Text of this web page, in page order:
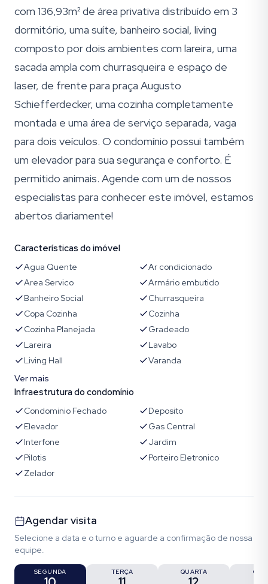
com 136,93m² de área privativa distribuído em 3
dormitório, uma suíte, banheiro social, living
composto por dois ambientes com lareira, uma
sacada ampla com churrasqueira e espaço de
laser, de frente para praça Augusto
Schiefferdecker, uma cozinha completamente
montada e uma área de serviço separada, vaga
para dois veículos. O condomínio possui também
um elevador para sua segurança e conforto. É
permitido animais. Agende com um de nossos
especialistas para conhecer este imóvel, estamos
abertos diariamente!
Características do imóvel
Agua Quente
Ar condicionado
Area Servico
Armário embutido
Banheiro Social
Churrasqueira
Copa Cozinha
Cozinha
Cozinha Planejada
Gradeado
Lareira
Lavabo
Living Hall
Varanda
Ver mais
Infraestrutura do condomínio
Condominio Fechado
Deposito
Elevador
Gas Central
Interfone
Jardim
Pilotis
Porteiro Eletronico
Zelador
Agendar visita
Selecione a data e o turno e aguarde a confirmação de nossa
equipe.
SEGUNDA TERÇA QUARTA